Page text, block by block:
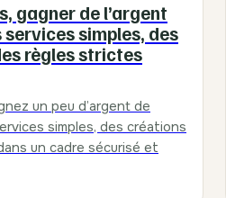
gagner de l’argent
services simples, des
règles strictes
un peu d’argent de
simples, des créations
un cadre sécurisé et